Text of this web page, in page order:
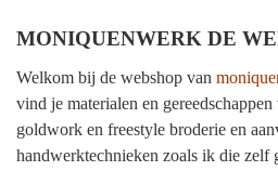
MONIQUENWERK DE
Welkom bij de webshop van
vind je materialen en
goldwork en freestyle broderie en
handwerktechnieken zoals ik die zelf